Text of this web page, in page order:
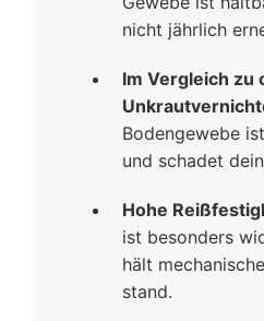
nicht jährlich
Im Vergleich zu
Bodengewebe
und schadet
Hohe
ist besonders
hält
stand.